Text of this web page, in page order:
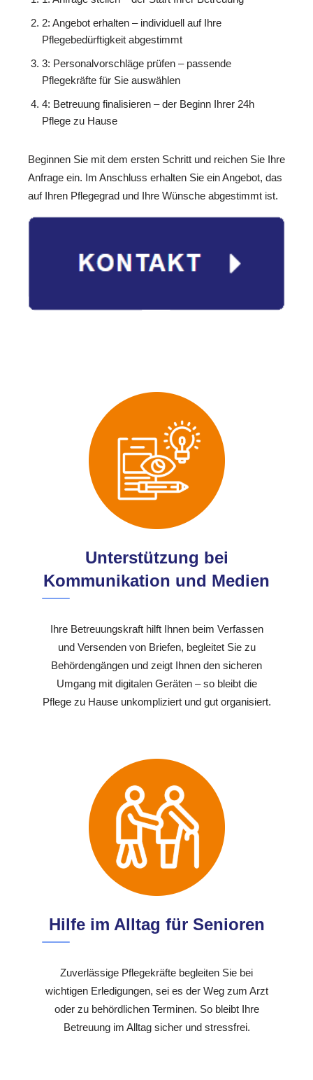
2: Angebot erhalten – individuell auf Ihre
Pflegebedürftigkeit abgestimmt
3: Personalvorschläge prüfen – passende
Pflegekräfte für Sie auswählen
4: Betreuung finalisieren – der Beginn Ihrer 24h
Pflege zu Hause
Beginnen Sie mit dem ersten Schritt und reichen Sie Ihre
Anfrage ein. Im Anschluss erhalten Sie ein Angebot, das
auf Ihren Pflegegrad und Ihre Wünsche abgestimmt ist.
Unterstützung bei
Kommunikation und Medien
Ihre Betreuungskraft hilft Ihnen beim Verfassen
und Versenden von Briefen, begleitet Sie zu
Behördengängen und zeigt Ihnen den sicheren
Umgang mit digitalen Geräten – so bleibt die
Pflege zu Hause unkompliziert und gut organisiert.
Hilfe im Alltag für Senioren
Zuverlässige Pflegekräfte begleiten Sie bei
wichtigen Erledigungen, sei es der Weg zum Arzt
oder zu behördlichen Terminen. So bleibt Ihre
Betreuung im Alltag sicher und stressfrei.